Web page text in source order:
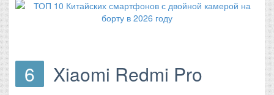
6 Xiaomi Redmi Pro